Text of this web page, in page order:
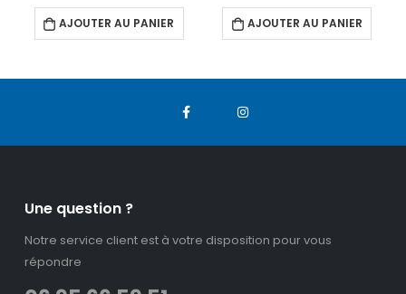
AJOUTER AU PANIER AJOUTER AU PANIER
Une question ?
Notre service client est à votre disposition pour vous
répondre